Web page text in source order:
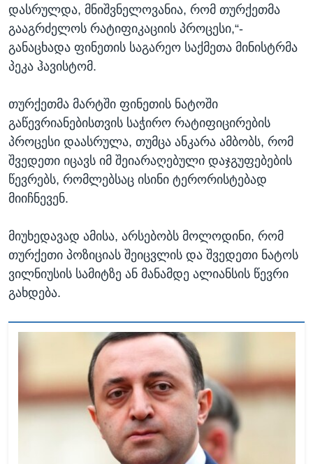
დასრულდა, მნიშვნელოვანია, რომ თურქეთმა
გააგრძელოს რატიფიკაციის პროცესი,“-
განაცხადა ფინეთის საგარეო საქმეთა მინისტრმა
პეკა ჰავისტომ.
თურქეთმა მარტში ფინეთის ნატოში
გაწევრიანებისთვის საჭირო რატიფიცირების
პროცესი დაასრულა, თუმცა ანკარა ამბობს, რომ
შვედეთი იცავს იმ შეიარაღებული დაჯგუფებების
წევრებს, რომლებსაც ისინი ტერორისტებად
მიიჩნევენ.
მიუხედავად ამისა, არსებობს მოლოდინი, რომ
თურქეთი პოზიციას შეიცვლის და შვედეთი ნატოს
ვილნიუსის სამიტზე ან მანამდე ალიანსის წევრი
გახდება.